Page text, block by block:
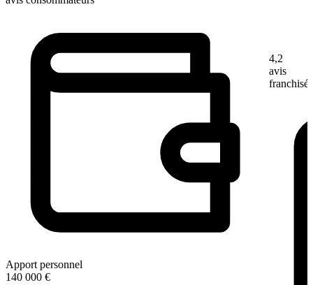
Apport personnel
140 000 €
4,2
avis
franchisé